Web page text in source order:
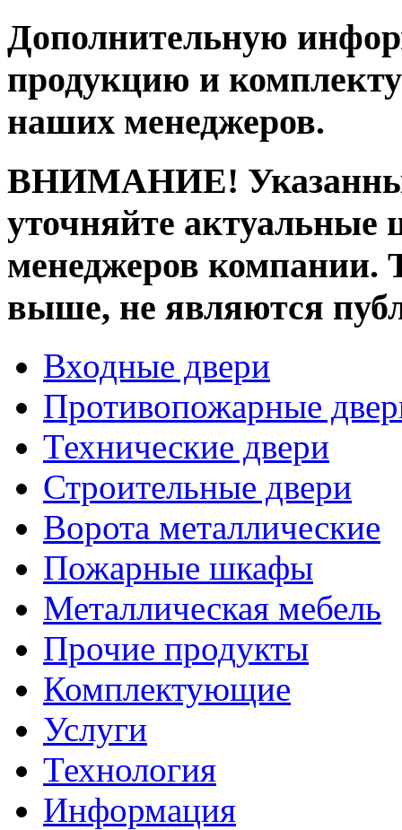
Дополнительную
продукцию и
наших менеджеров.
ВНИМАНИЕ!
уточняйте актуальные
менеджеров компании.
выше, не являются
Входные двери
Противопожарные
Технические двери
Строительные двери
Ворота металлические
Пожарные шкафы
Металлическая мебель
Прочие продукты
Комплектующие
Услуги
Технология
Информация